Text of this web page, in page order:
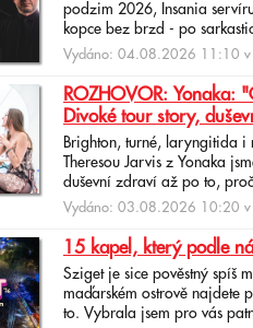
podzim 2026, Insania
kopce bez brzd - po
Vydáno: 04.08.2026 11:10 v
ROZHOVOR: Yonaka:
Divoké tour story,
Brighton, turné, laryngitida i
Theresou Jarvis z Yonaka
duševní zdraví až po to,
Vydáno: 03.08.2026 10:20 v
15 kapel, který podle
Sziget je sice pověstný spíš
maďarském ostrově najdete
to. Vybrala jsem pro vás